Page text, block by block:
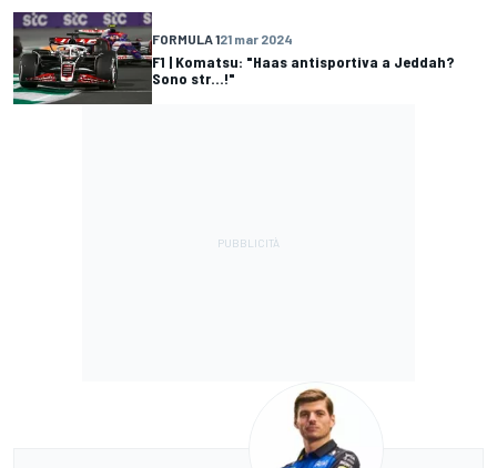
FORMULA 121 mar 2024
F1 | Komatsu: "Haas antisportiva a Jeddah?
Sono str...!"